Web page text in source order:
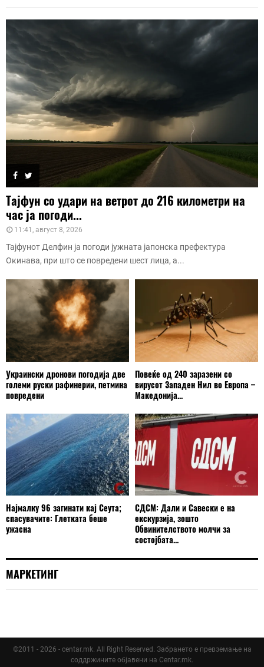
Тајфун со удари на ветрот до 216 километри на
час ја погоди...
11:41, август 8, 2026
Тајфунот Делфин ја погоди јужната јапонска префектура
Окинава, при што се повредени шест лица, а...
Украински дронови погодија две
големи руски рафинерии, петмина
повредени
Повеќе од 240 заразени со
вирусот Западен Нил во Европа –
Македонија...
Најмалку 96 загинати кај Сеута;
спасувачите: Глетката беше
ужасна
СДСМ: Дали и Савески е на
екскурзија, зошто
Обвинителството молчи за
состојбата...
МАРКЕТИНГ
©2011 - 2026 - centar.mk. All Right Reserved. Забрането е превземање на
соддржините објавени на Centar.mk.